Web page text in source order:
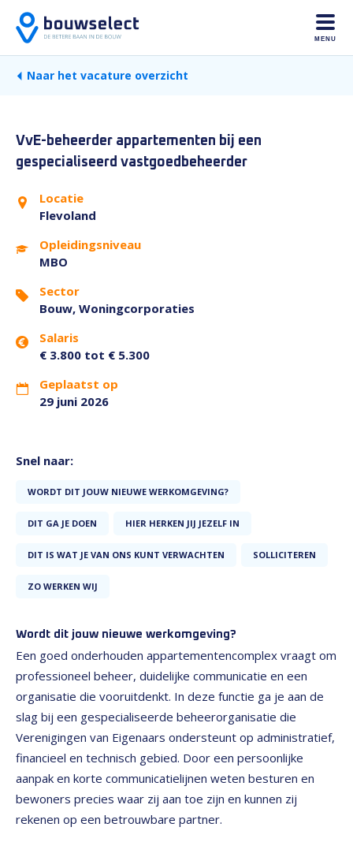
MENU
Naar het vacature overzicht
VvE-beheerder appartementen bij een
gespecialiseerd vastgoedbeheerder
Locatie
Flevoland
Opleidingsniveau
MBO
Sector
Bouw, Woningcorporaties
Salaris
€ 3.800 tot € 5.300
Geplaatst op
29 juni 2026
Snel naar:
WORDT DIT JOUW NIEUWE WERKOMGEVING?
DIT GA JE DOEN HIER HERKEN JIJ JEZELF IN
DIT IS WAT JE VAN ONS KUNT VERWACHTEN SOLLICITEREN
ZO WERKEN WIJ
Wordt dit jouw nieuwe werkomgeving?
Een goed onderhouden appartementencomplex vraagt om
professioneel beheer, duidelijke communicatie en een
organisatie die vooruitdenkt. In deze functie ga je aan de
slag bij een gespecialiseerde beheerorganisatie die
Verenigingen van Eigenaars ondersteunt op administratief,
financieel en technisch gebied. Door een persoonlijke
aanpak en korte communicatielijnen weten besturen en
bewoners precies waar zij aan toe zijn en kunnen zij
rekenen op een betrouwbare partner.